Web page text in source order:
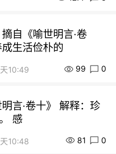
自《喻世明言·卷
生活俭朴的
10:49 99 0
言·卷十》 解释：珍
感
10:48 81 0